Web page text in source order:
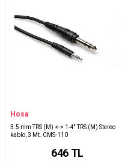
Hosa
3.5 mm TRS (M) <-> 1-4'' TRS (M) Stereo
kablo, 3 Mt. CMS-110
646 TL